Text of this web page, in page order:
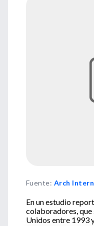
Fuente: Arch
En un estudio
colaboradores, que
Unidos entre 1993